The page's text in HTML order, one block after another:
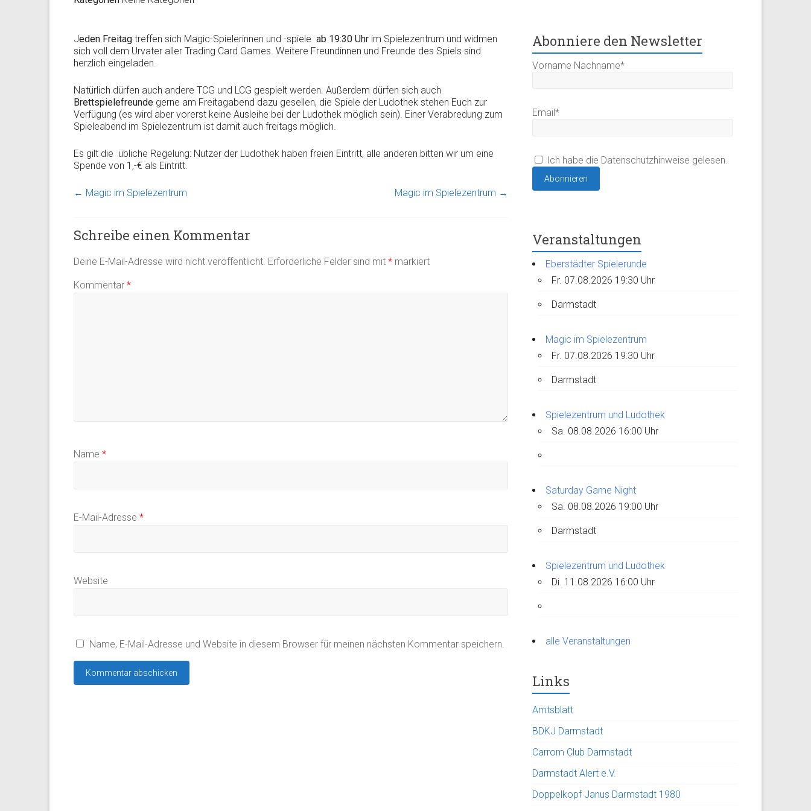
Jeden Freitag treffen sich Magic-Spielerinnen und -spiele ab 19:30 Uhr im Spielezentrum und widmen
sich voll dem Urvater aller Trading Card Games. Weitere Freundinnen und Freunde des Spiels sind
herzlich eingeladen.
Natürlich dürfen auch andere TCG und LCG gespielt werden. Außerdem dürfen sich auch
Brettspielefreunde gerne am Freitagabend dazu gesellen, die Spiele der Ludothek stehen Euch zur
Verfügung (es wird aber vorerst keine Ausleihe bei der Ludothek möglich sein). Einer Verabredung zum
Spieleabend im Spielezentrum ist damit auch freitags möglich.
Es gilt die übliche Regelung: Nutzer der Ludothek haben freien Eintritt, alle anderen bitten wir um eine
Spende von 1,-€ als Eintritt.
← Magic im Spielezentrum Magic im Spielezentrum →
Schreibe einen Kommentar
Deine E-Mail-Adresse wird nicht veröffentlicht. Erforderliche Felder sind mit * markiert
Kommentar *
Name *
E-Mail-Adresse *
Website
Name, E-Mail-Adresse und Website in diesem Browser für meinen nächsten Kommentar speichern.
Abonniere den Newsletter
Vorname Nachname*
Email*
Ich habe die Datenschutzhinweise gelesen.
Veranstaltungen
Eberstädter Spielerunde
Fr. 07.08.2026 19:30 Uhr
Darmstadt
Magic im Spielezentrum
Fr. 07.08.2026 19:30 Uhr
Darmstadt
Spielezentrum und Ludothek
Sa. 08.08.2026 16:00 Uhr
Saturday Game Night
Sa. 08.08.2026 19:00 Uhr
Darmstadt
Spielezentrum und Ludothek
Di. 11.08.2026 16:00 Uhr
alle Veranstaltungen
Links
Amtsblatt
BDKJ Darmstadt
Carrom Club Darmstadt
Darmstadt Alert e.V.
Doppelkopf Janus Darmstadt 1980